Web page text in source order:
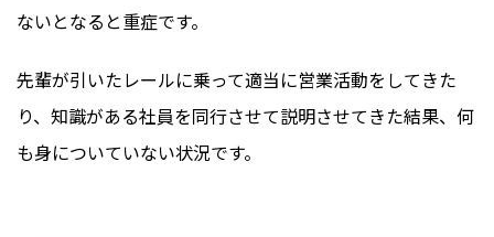
ないとなると重症です。
先輩が引いたレールに乗って適当に営業活動をしてきた
り、知識がある社員を同行させて説明させてきた結果、何
も身についていない状況です。